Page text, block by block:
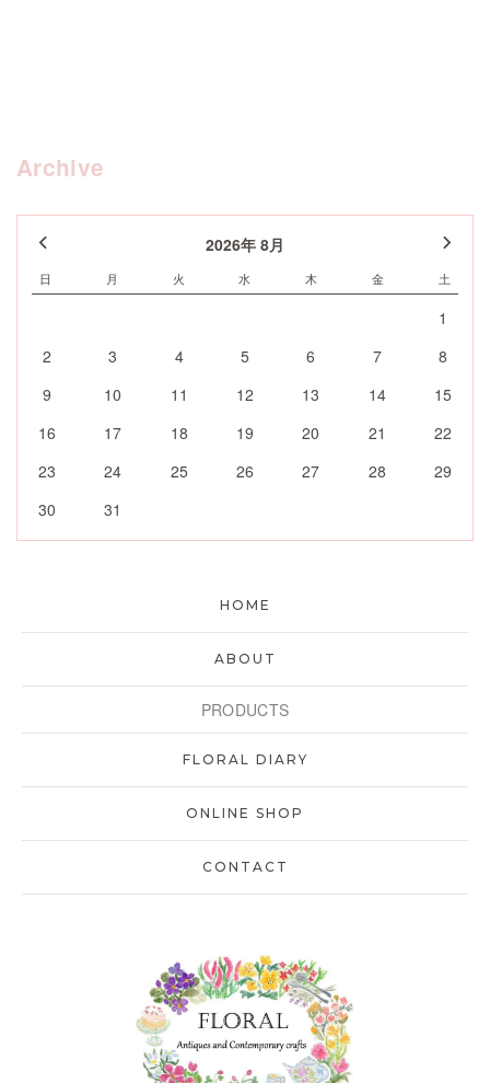
Archive
2026年 8月
日 月 火 水 木 金 土
1
2
3 4 5 6 7
8
9
10 11 12 13 14
15
16
17 18 19 20 21
22
23
24 25 26 27 28
29
30
31
HOME
ABOUT
PRODUCTS
FLORAL DIARY
ONLINE SHOP
CONTACT